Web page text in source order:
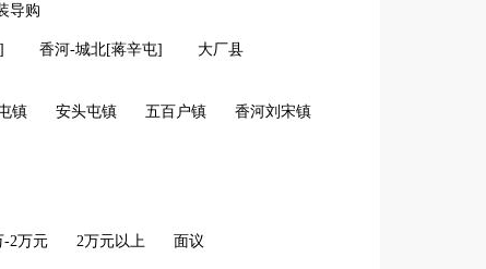
导购
香河-城北[蒋辛屯]
大厂县
镇 安头屯镇 五百户镇
香河刘宋镇
-2万元 2万元以上 面议